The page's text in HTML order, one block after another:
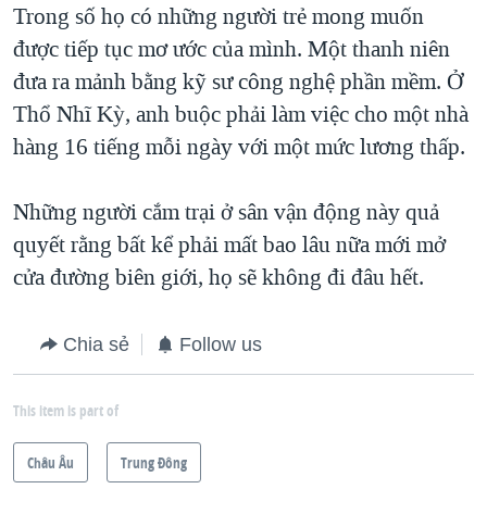
Trong số họ có những người trẻ mong muốn
được tiếp tục mơ ước của mình. Một thanh niên
đưa ra mảnh bằng kỹ sư công nghệ phần mềm. Ở
Thổ Nhĩ Kỳ, anh buộc phải làm việc cho một nhà
hàng 16 tiếng mỗi ngày với một mức lương thấp.
Những người cắm trại ở sân vận động này quả
quyết rằng bất kể phải mất bao lâu nữa mới mở
cửa đường biên giới, họ sẽ không đi đâu hết.
Chia sẻ Follow us
This item is part of
Châu Âu Trung Ðông